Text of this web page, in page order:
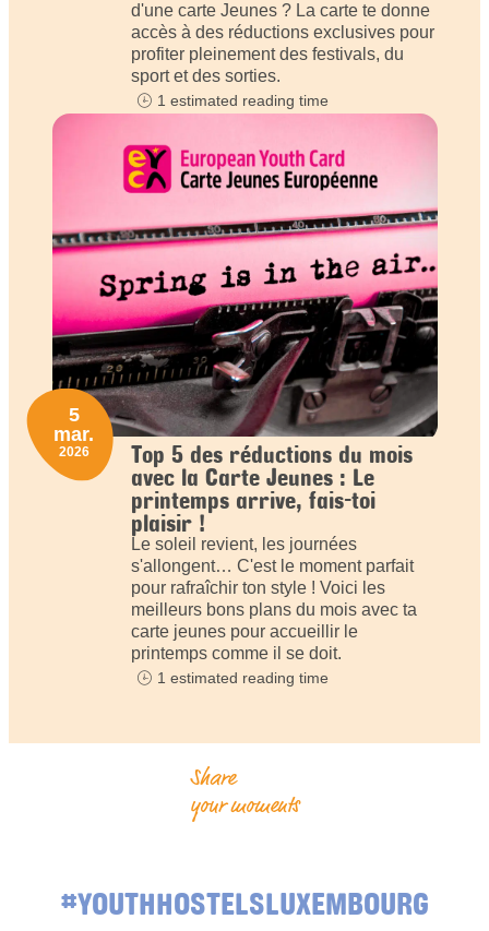
d'une carte Jeunes ? La carte te donne
accès à des réductions exclusives pour
profiter pleinement des festivals, du
sport et des sorties.
1 estimated reading time
Top 5 des réductions du mois
avec la Carte Jeunes : Le
printemps arrive, fais-toi
plaisir !
Le soleil revient, les journées
s'allongent… C'est le moment parfait
pour rafraîchir ton style ! Voici les
meilleurs bons plans du mois avec ta
carte jeunes pour accueillir le
printemps comme il se doit.
5
mar.
2026
1 estimated reading time
Share
your moments
#YOUTHHOSTELSLUXEMBOURG